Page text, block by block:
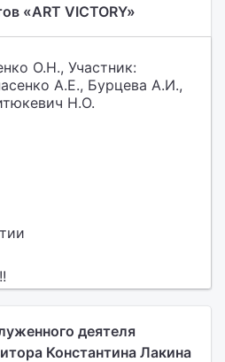
«ART VICTORY»
О.Н., Участник:
А.Е., Бурцева А.И.,
Н.О.
деятеля
Константина Лакина